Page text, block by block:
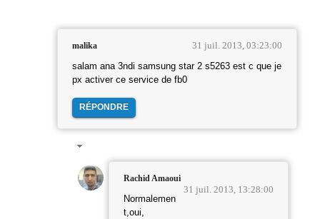
malika 31 juil. 2013, 03:23:00
salam ana 3ndi samsung star 2 s5263 est c que je
px activer ce service de fb0
RÉPONDRE
Rachid Amaoui
31 juil. 2013, 13:28:00
Normalemen
t,oui,